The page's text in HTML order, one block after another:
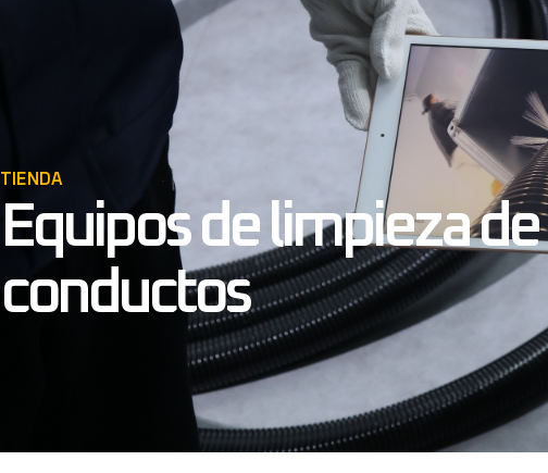
TIENDA
Equipos de limpieza de
conductos